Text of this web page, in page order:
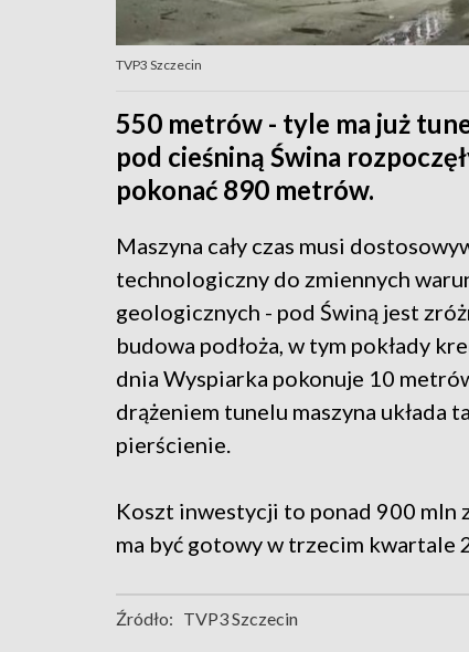
TVP3 Szczecin
550 metrów - tyle ma już
pod cieśniną Świna
pokonać 890 metrów.
Maszyna cały czas musi
technologiczny do zmiennych
geologicznych - pod Świną jest
budowa podłoża, w tym pokłady
dnia Wyspiarka pokonuje 10
drążeniem tunelu maszyna układa
pierścienie.
Koszt inwestycji to ponad 900 mln
ma być gotowy w trzecim kwartale
Źródło: TVP3 Szczecin